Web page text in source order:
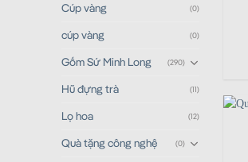
Cúp vàng (0)
cúp vàng (0)
Gốm Sứ Minh Long (290)
Hũ đựng trà (11)
Lọ hoa (12)
Quà tặng công nghệ (0)